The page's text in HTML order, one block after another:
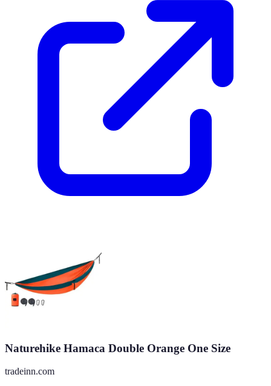
Naturehike Hamaca Double Orange One Size
tradeinn.com